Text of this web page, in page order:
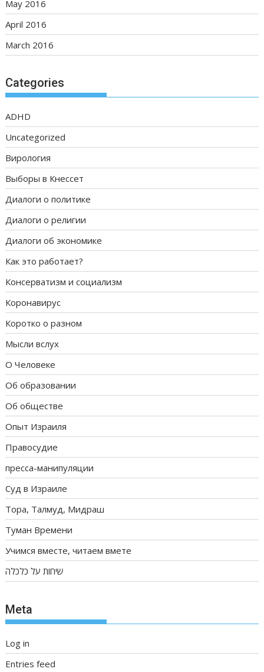
May 2016
April 2016
March 2016
Categories
ADHD
Uncategorized
Вирология
Выборы в Кнессет
Диалоги о политике
Диалоги о религии
Диалоги об экономике
Как это работает?
Консерватизм и социализм
Коронавирус
Коротко о разном
Мысли вслух
О Человеке
Об образовании
Об обществе
Опыт Израиля
Правосудие
пресса-манипуляции
Суд в Израиле
Тора, Талмуд, Мидраш
Туман Времени
Учимся вместе, читаем вмете
שיחות על כלכלה
Meta
Log in
Entries feed